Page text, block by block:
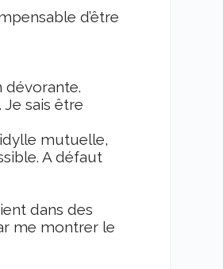
d’être
dévorante.
sais être
mutuelle,
A défaut
dans des
me montrer le